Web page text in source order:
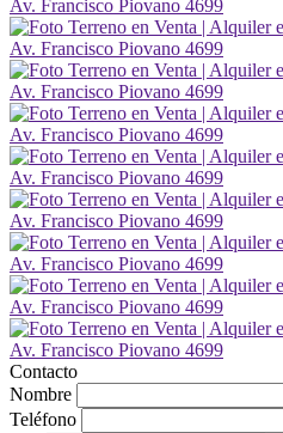
Contacto
Nombre
Teléfono